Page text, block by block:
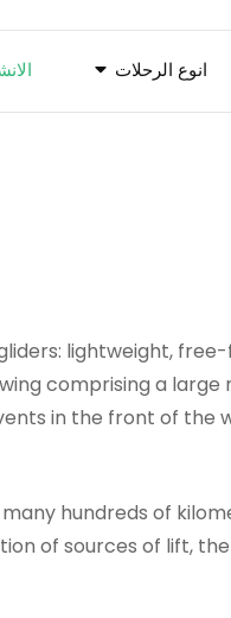
انوع الرحلات
lightweight,
comprising a
in the front of
hundreds of
of sources of lift,